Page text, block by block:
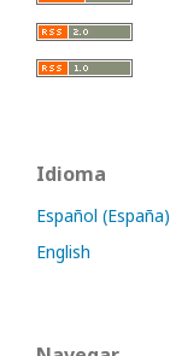
Idioma
Español (España)
English